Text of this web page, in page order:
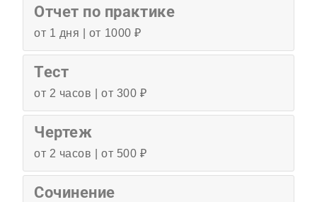
Отчет по практике
от 1 дня | от 1000 ₽
Тест
от 2 часов | от 300 ₽
Чертеж
от 2 часов | от 500 ₽
Сочинение